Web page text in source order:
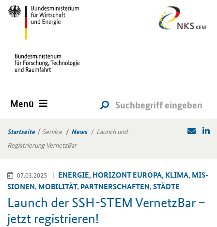
Menü
Startseite Service News
Launch und
Registrierung VernetzBar
07.03.2025
EN­ER­GIE, HO­RI­ZONT EU­RO­PA, KLIMA, MIS­
SIO­NEN, MO­BI­LI­TÄT, PART­NER­SCHAF­TEN, STÄD­TE
Launch der SSH-​STEM Ver­netz­Bar –
jetzt re­gis­trie­ren!